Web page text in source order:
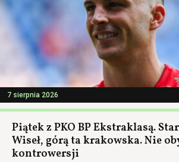
7 sierpnia 2026
Piątek z PKO BP Ekstraklasą.
Wiseł, górą ta krakowska. Nie
kontrowersji